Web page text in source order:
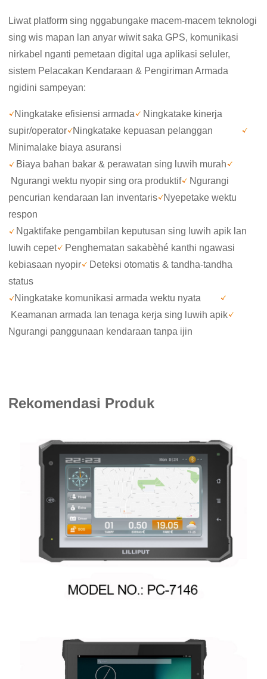
Liwat platform sing nggabungake macem-macem teknologi
sing wis mapan lan anyar wiwit saka GPS, komunikasi
nirkabel nganti pemetaan digital uga aplikasi seluler,
sistem Pelacakan Kendaraan & Pengiriman Armada
ngidini sampeyan:
Ningkatake efisiensi armada
Ningkatake kinerja
supir/operator
Ningkatake kepuasan pelanggan
Minimalake biaya asuransi
Biaya bahan bakar & perawatan sing luwih murah
Ngurangi wektu nyopir sing ora produktif
Ngurangi
pencurian kendaraan lan inventaris
Nyepetake wektu
respon
Ngaktifake pengambilan keputusan sing luwih apik lan
luwih cepet
Penghematan sakabèhé kanthi ngawasi
kebiasaan nyopir
Deteksi otomatis & tandha-tandha
status
Ningkatake komunikasi armada wektu nyata
Keamanan armada lan tenaga kerja sing luwih apik
Ngurangi panggunaan kendaraan tanpa ijin
Rekomendasi Produk